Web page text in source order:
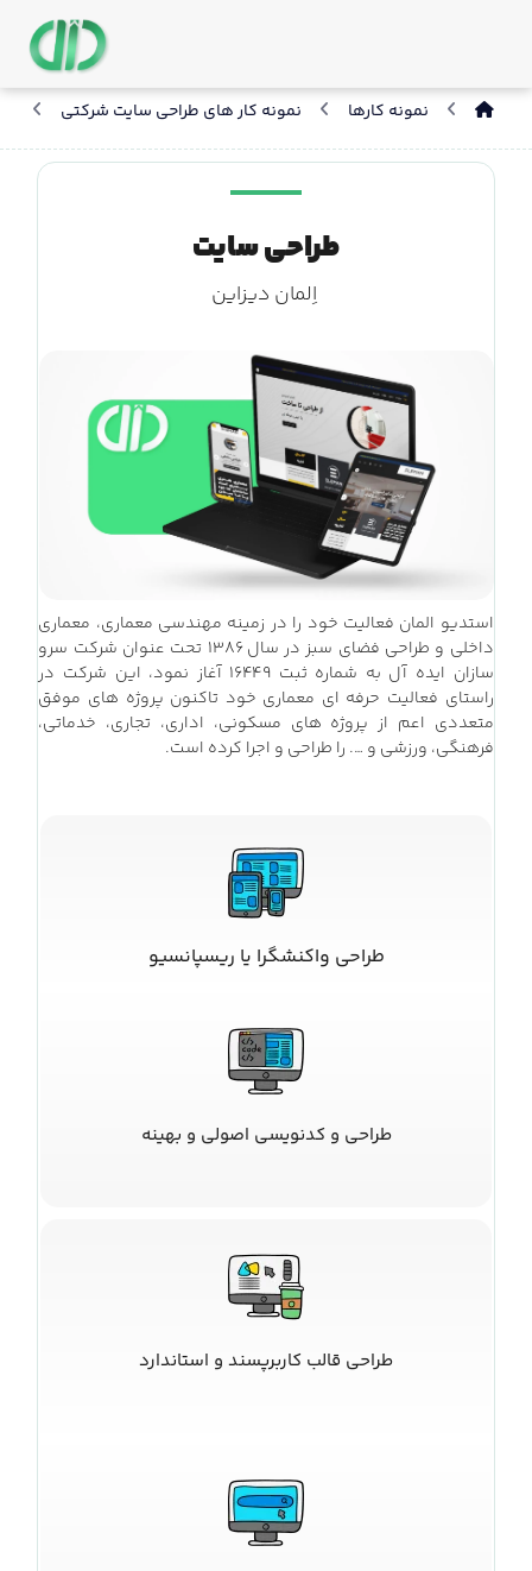
نمونه کارها نمونه کار های طراحی سایت شرکتی
طراحی سایت
اِلمان دیزاین
استدیو المان فعالیت خود را در زمینه مهندسی معماری، معماری
داخلی و طراحی فضای سبز در سال ۱۳۸۶ تحت عنوان شرکت سرو
سازان ایده آل به شماره ثبت ۱۶۴۴۹ آغاز نمود، این شرکت در
راستای فعالیت حرفه ای معماری خود تاکنون پروژه های موفق
متعددی اعم از پروژه های مسکونی، اداری، تجاری، خدماتی،
فرهنگی، ورزشی و …. را طراحی و اجرا کرده است.
طراحی واکنشگرا یا ریسپانسیو
طراحی و کدنویسی اصولی و بهینه
طراحی قالب کاربرپسند و استاندارد